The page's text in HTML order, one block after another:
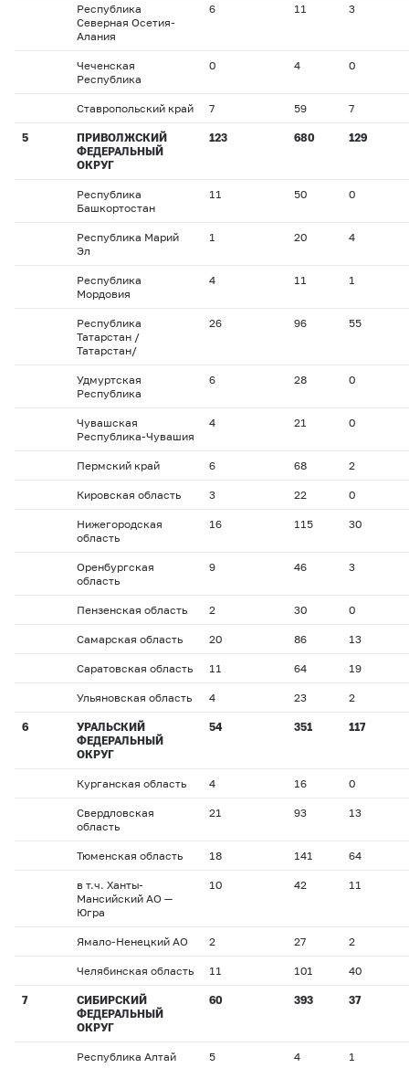
Республика
Северная Осетия-
Алания
6 11 3
Чеченская
Республика
0 4 0
Ставропольский край 7 59 7
5
ПРИВОЛЖСКИЙ
ФЕДЕРАЛЬНЫЙ
ОКРУГ
123 680 129
Республика
Башкортостан
11 50 0
Республика Марий
Эл
1 20 4
Республика
Мордовия
4 11 1
Республика
Татарстан /
Татарстан/
26 96 55
Удмуртская
Республика
6 28 0
Чувашская
Республика-Чувашия
4 21 0
Пермский край 6 68 2
Кировская область 3 22 0
Нижегородская
область
16 115 30
Оренбургская
область
9 46 3
Пензенская область 2 30 0
Самарская область 20 86 13
Саратовская область 11 64 19
Ульяновская область 4 23 2
6
УРАЛЬСКИЙ
ФЕДЕРАЛЬНЫЙ
ОКРУГ
54 351 117
Курганская область 4 16 0
Свердловская
область
21 93 13
Тюменская область 18 141 64
в т.ч. Ханты-
Мансийский АО —
Югра
10 42 11
Ямало-Ненецкий АО 2 27 2
Челябинская область 11 101 40
7
СИБИРСКИЙ
ФЕДЕРАЛЬНЫЙ
ОКРУГ
60 393 37
Республика Алтай 5 4 1